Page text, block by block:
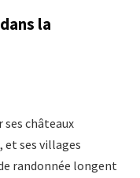
la
ses châteaux
et ses villages
randonnée longent